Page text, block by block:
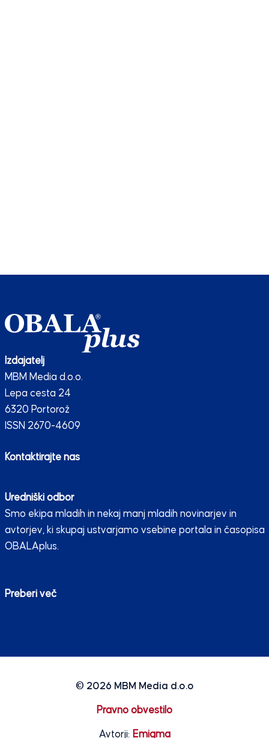
Izdajatelj
MBM Media d.o.o.
Lepa cesta 24
6320 Portorož
ISSN 2670-4609
Kontaktirajte nas
Uredniški odbor
Smo ekipa mladih in nekaj manj mladih novinarjev in
avtorjev, ki skupaj ustvarjamo vsebine portala in časopisa
OBALAplus.
Preberi več
© 2026 MBM Media d.o.o
Pravno obvestilo
Avtorji: Emigma